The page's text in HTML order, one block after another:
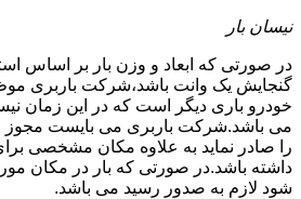
نیسان بار
در صورتی که ابعاد و وزن بار بر اساس
گنجایش یک وانت باشد،شرکت باربری
خودرو باری دیگر است که در این زمان
می باشد.شرکت باربری می بایست مجوز
را صادر نماید به علاوه مکان مشخصی برای
داشته باشد.در صورتی که بار در مکان
شود لازم به صدور رسید می باشد.